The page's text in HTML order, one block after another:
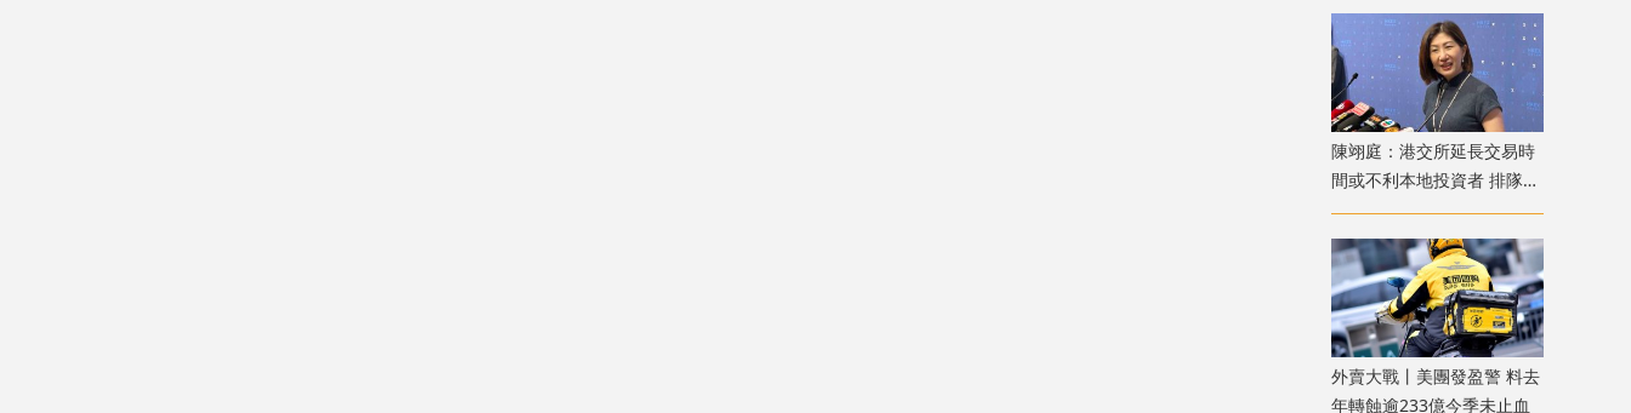
陳翊庭：港交所延長交易時
間或不利本地投資者 排隊上
市公司數量創新高
外賣大戰丨美團發盈警 料去
年轉蝕逾233億今季未止血